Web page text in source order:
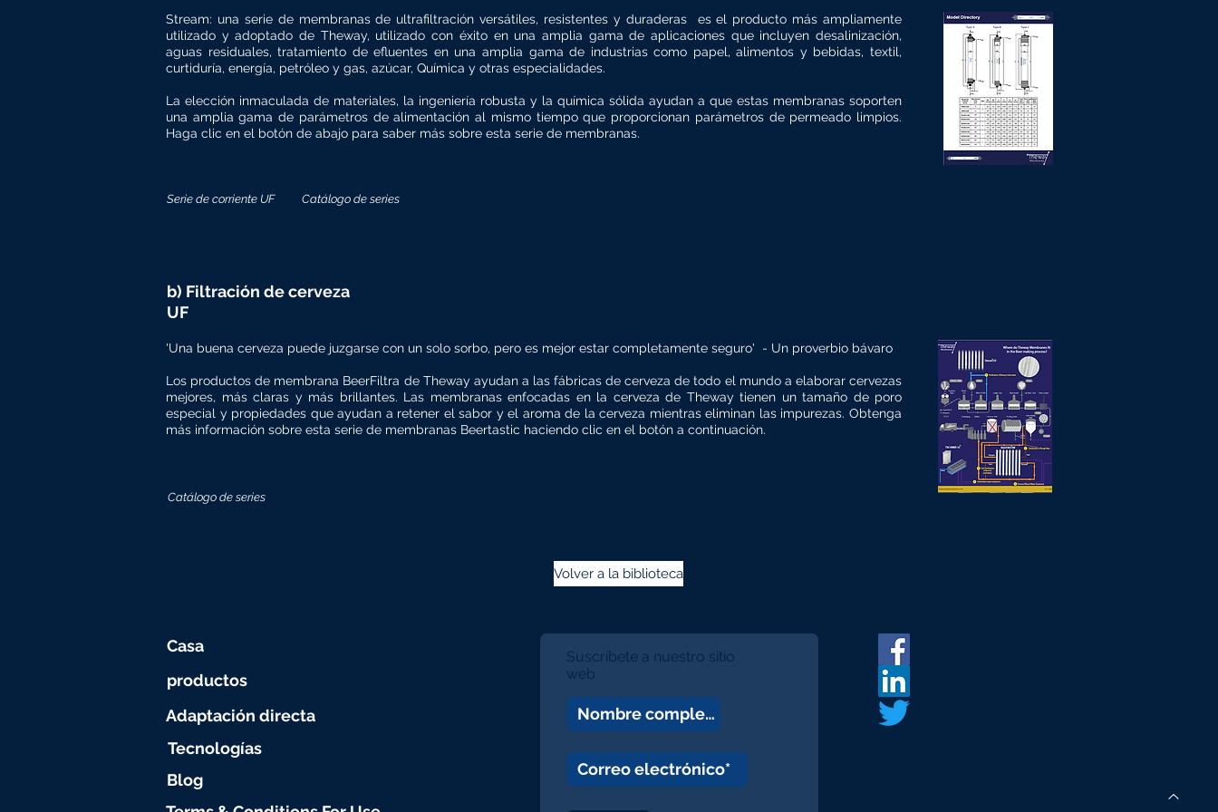
Stream: una serie de membranas de ultrafiltración versátiles, resistentes y duraderas
es el producto más ampliamente
utilizado y adoptado de Theway, utilizado con éxito en una amplia gama de aplicaciones que incluyen desalinización,
aguas residuales, tratamiento de efluentes en una amplia gama de industrias como papel, alimentos y bebidas, textil,
curtiduría, energía, petróleo y gas, azúcar, Química y otras especialidades.
La elección inmaculada de materiales, la ingeniería robusta y la química sólida ayudan a que estas membranas soporten
una amplia gama de parámetros de alimentación al mismo tiempo que proporcionan parámetros de permeado limpios.
Haga clic en el botón de abajo para saber más sobre esta serie de membranas.
Serie de corriente UF Catálogo de series
b) Filtración de cerveza
UF
'Una buena cerveza puede juzgarse con un solo sorbo, pero es mejor estar completamente seguro' - Un proverbio bávaro
Los productos de membrana BeerFiltra de Theway ayudan a las fábricas de cerveza de todo el mundo a elaborar cervezas
mejores, más claras y más brillantes. Las membranas enfocadas en la cerveza de Theway tienen un tamaño de poro
especial y propiedades que ayudan a retener el sabor y el aroma de la cerveza mientras eliminan las impurezas. Obtenga
más información sobre esta serie de membranas Beertastic haciendo clic en el botón a continuación.
Catálogo de series
Volver a la biblioteca
Casa
productos
Adaptación directa
Tecnologías
Blog
Suscríbete a nuestro sitio
web